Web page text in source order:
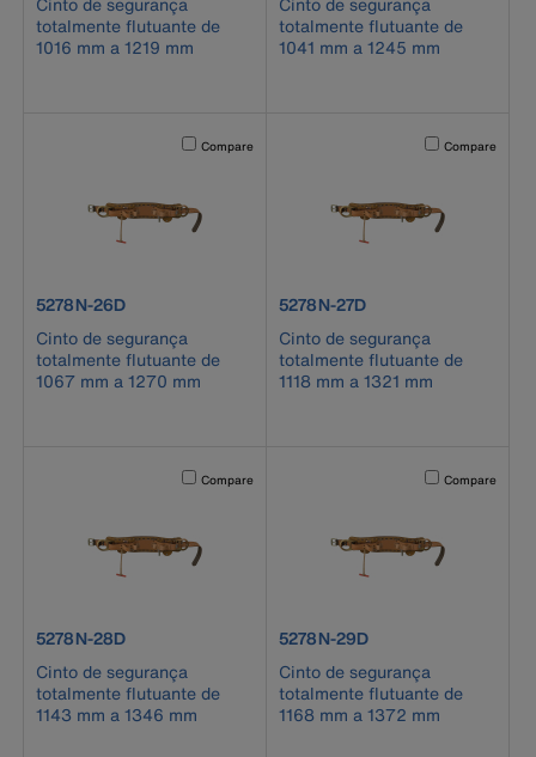
totalmente flutuante de
1016 mm a 1219 mm
totalmente flutuante de
1041 mm a 1245 mm
Activating this element will cause content on the page to
Compare
product number 5278N-26D
5278N-26D
Cinto de segurança
totalmente flutuante de
1067 mm a 1270 mm
Activating this
Compare
product number 5278N-27D
5278N-27D
Cinto de segurança
totalmente flutuante de
1118 mm a 1321 mm
Activating this element will cause content on the page to
Compare
product number 5278N-28D
5278N-28D
Cinto de segurança
totalmente flutuante de
1143 mm a 1346 mm
Activating this
Compare
product number 5278N-29D
5278N-29D
Cinto de segurança
totalmente flutuante de
1168 mm a 1372 mm